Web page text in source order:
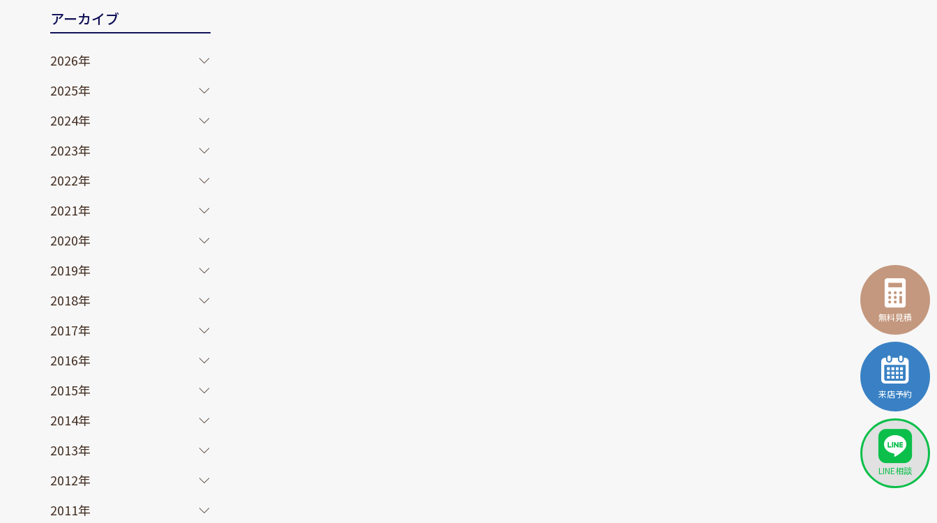
アーカイブ
2026年
2025年
2024年
2023年
2022年
2021年
2020年
2019年
2018年
2017年
2016年
2015年
2014年
2013年
2012年
2011年
無料見積
来店予約
LINE相談